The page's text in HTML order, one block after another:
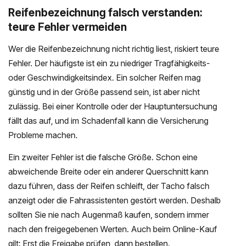
Reifenbezeichnung falsch verstanden:
teure Fehler vermeiden
Wer die Reifenbezeichnung nicht richtig liest, riskiert teure
Fehler. Der häufigste ist ein zu niedriger Tragfähigkeits-
oder Geschwindigkeitsindex. Ein solcher Reifen mag
günstig und in der Größe passend sein, ist aber nicht
zulässig. Bei einer Kontrolle oder der Hauptuntersuchung
fällt das auf, und im Schadenfall kann die Versicherung
Probleme machen.
Ein zweiter Fehler ist die falsche Größe. Schon eine
abweichende Breite oder ein anderer Querschnitt kann
dazu führen, dass der Reifen schleift, der Tacho falsch
anzeigt oder die Fahrassistenten gestört werden. Deshalb
sollten Sie nie nach Augenmaß kaufen, sondern immer
nach den freigegebenen Werten. Auch beim Online-Kauf
gilt: Erst die Freigabe prüfen, dann bestellen.